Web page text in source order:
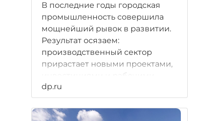
В последние годы городская
промышленность совершила
мощнейший рывок в развитии.
Результат осязаем:
производственный сектор
прирастает новыми проектами,
инвестициями и рабочими
местами.
dp.ru